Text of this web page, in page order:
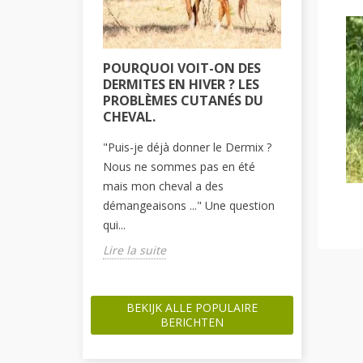
POURQUOI VOIT-ON DES
DERMITES EN HIVER ? LES
PROBLÈMES CUTANÉS DU
CHEVAL.
"Puis-je déjà donner le Dermix ?
Nous ne sommes pas en été
mais mon cheval a des
démangeaisons ..." Une question
qui...
Lire la suite
PLAIE
PONEY
Tous les
amenés
une fois
BEKIJK ALLE POPULAIRE
BERICHTEN